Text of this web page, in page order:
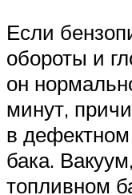
Если
обороты и
он
минут,
в дефектном
бака.
топливном